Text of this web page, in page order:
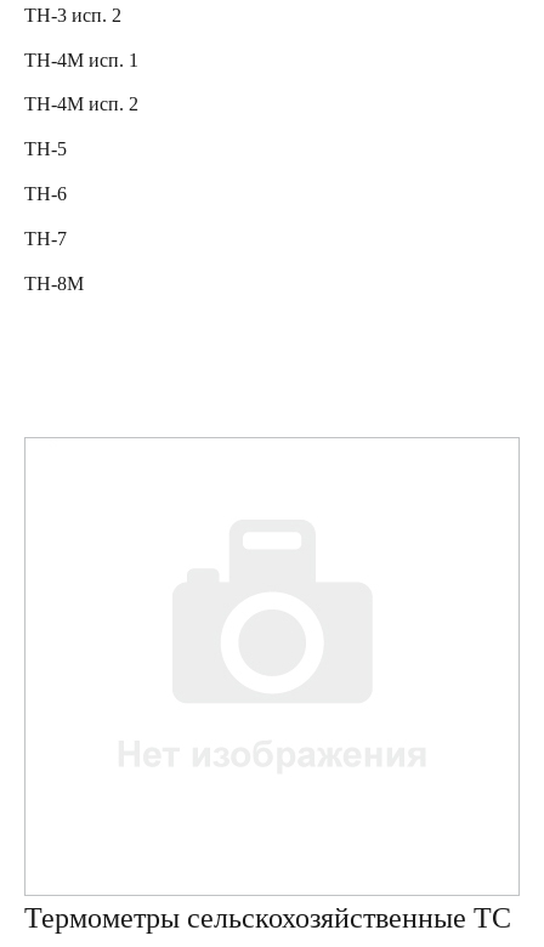
ТН-3 исп. 2
ТН-4М исп. 1
ТН-4М исп. 2
ТН-5
ТН-6
ТН-7
ТН-8М
Термометры сельскохозяйственные ТС